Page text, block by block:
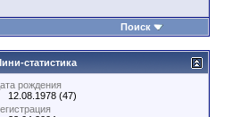
Поиск
статистика
рождения
12.08.1978 (47)